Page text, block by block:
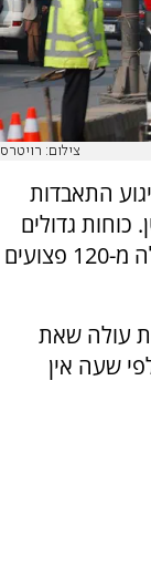
צילום: רויטרס
התאבדות
כוחות גדולים
שהוזעקו לזירת הפיצוץ גילו במקום למעלה מ-120 פצועים
עולה שאת
שעה אין